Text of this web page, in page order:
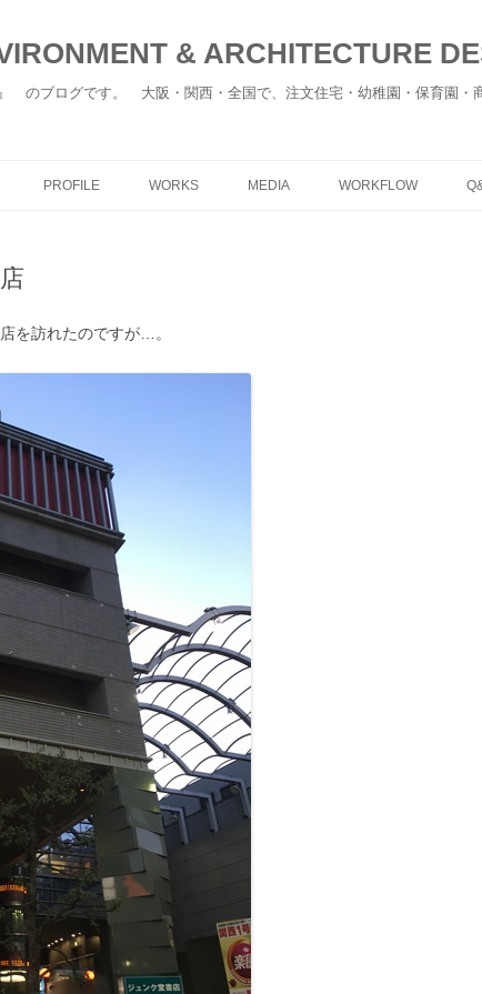
& ARCHITECTURE
のブログです。 大阪・関西・全国で、注文住宅・幼稚園・保育園・
ン
PROFILE WORKS MEDIA WORKFLOW
を訪れたのですが…。